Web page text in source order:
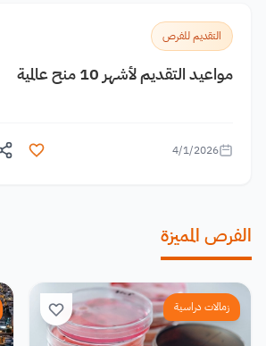
التقديم للفرص
مواعيد التقديم لأشهر 10 منح عالمية
4/1/2026
الفرص المميزة
زمالات دراسية